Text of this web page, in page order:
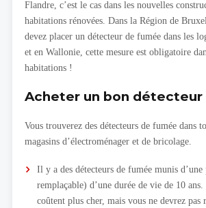
Flandre, c’est le cas dans les nouvelles
habitations rénovées. Dans la Région de
devez placer un détecteur de fumée dans les
et en Wallonie, cette mesure est obligatoire
habitations !
Acheter un bon détecteur
Vous trouverez des détecteurs de fumée dans
magasins d’électroménager et de bricolage.
Il y a des détecteurs de fumée munis
remplaçable) d’une durée de vie de 10 ans.
coûtent plus cher, mais vous ne devrez pas